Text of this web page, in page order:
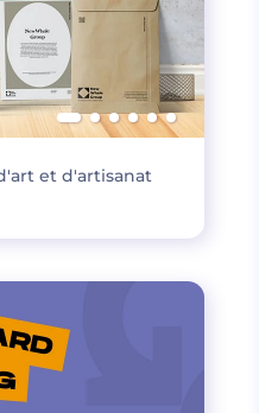
et d'artisanat